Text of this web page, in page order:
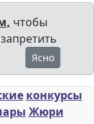
чтобы
Ясно
конкурсы
Жюри